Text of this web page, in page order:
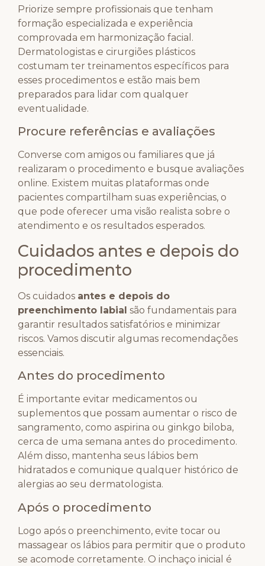
Priorize sempre profissionais que tenham
formação especializada e experiência
comprovada em harmonização facial.
Dermatologistas e cirurgiões plásticos
costumam ter treinamentos específicos para
esses procedimentos e estão mais bem
preparados para lidar com qualquer
eventualidade.
Procure referências e avaliações
Converse com amigos ou familiares que já
realizaram o procedimento e busque avaliações
online. Existem muitas plataformas onde
pacientes compartilham suas experiências, o
que pode oferecer uma visão realista sobre o
atendimento e os resultados esperados.
Cuidados antes e depois do
procedimento
Os cuidados antes e depois do
preenchimento labial são fundamentais para
garantir resultados satisfatórios e minimizar
riscos. Vamos discutir algumas recomendações
essenciais.
Antes do procedimento
É importante evitar medicamentos ou
suplementos que possam aumentar o risco de
sangramento, como aspirina ou ginkgo biloba,
cerca de uma semana antes do procedimento.
Além disso, mantenha seus lábios bem
hidratados e comunique qualquer histórico de
alergias ao seu dermatologista.
Após o procedimento
Logo após o preenchimento, evite tocar ou
massagear os lábios para permitir que o produto
se acomode corretamente. O inchaço inicial é